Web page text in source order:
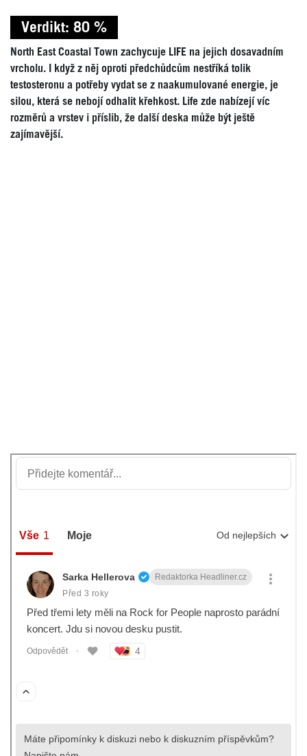
Verdikt: 80 %
North East Coastal Town zachycuje LIFE na jejich dosavadním
vrcholu. I když z něj oproti předchůdcům nestříká tolik
testosteronu a potřeby vydat se z naakumulované energie, je
silou, která se nebojí odhalit křehkost. Life zde nabízejí víc
rozměrů a vrstev i příslib, že další deska může být ještě
zajímavější.